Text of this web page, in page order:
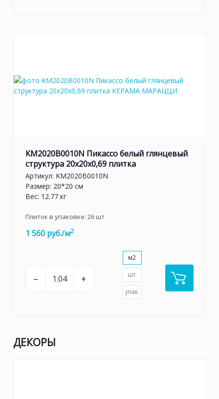
KM2020B0010N Пикассо белый глянцевый
структура 20x20x0,69 плитка
Артикул: KM2020B0010N
Размер: 20*20 см
Вес: 12.77 кг
Плиток в упаковке: 26шт
1 560 руб./м2
– +
м2
шт.
упак.
ДЕКОРЫ